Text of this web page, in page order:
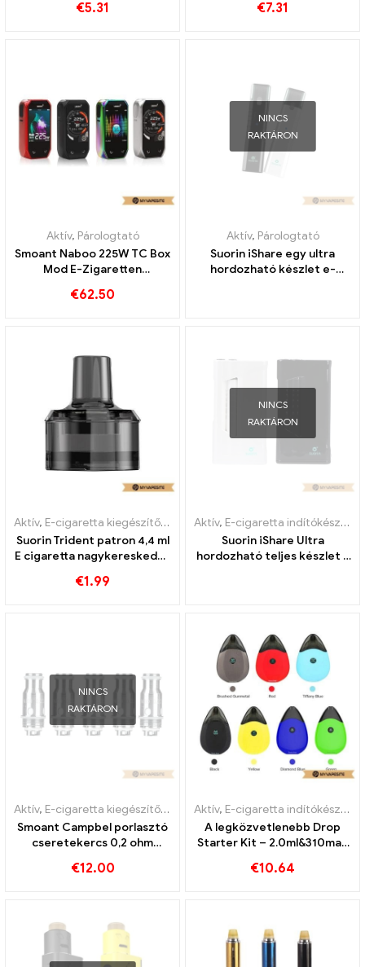
€5.31 €7.31
Aktív, Párologtató
Smoant Naboo 225W TC Box
Mod E-Zigaretten
€62.50
NINCS
RAKTÁRON
Aktív, Párologtató
Suorin iShare egy ultra
hordozható készlet e-
Aktív, E-cigaretta kiegészítők ,
Párologtató
Suorin Trident patron 4,4 ml
E cigaretta nagykereskedés
€1.99
NINCS
RAKTÁRON
Aktív, E-cigaretta indítókészlet
Suorin iShare Ultra
hordozható teljes készlet a
NINCS
RAKTÁRON
Aktív, E-cigaretta kiegészítők ,
Párologtató
Smoant Campbel porlasztó
cseretekercs 0,2 ohm
nagykereskedés丨Egyedi
€12.00
Aktív, E-cigaretta indítókészlet
A legközvetlenebb Drop
Starter Kit – 2.0ml&310mah
nagykereskedelem丨Egyedi
€10.64